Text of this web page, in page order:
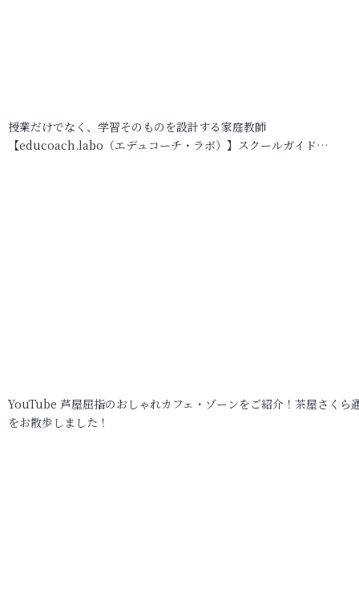
授業だけでなく、学習そのものを設計する家庭教師
【educoach.labo（エデュコーチ・ラボ）】スクールガイド…
YouTube 芦屋屈指のおしゃれカフェ・ゾーンをご紹介！茶屋さくら
をお散歩しました！